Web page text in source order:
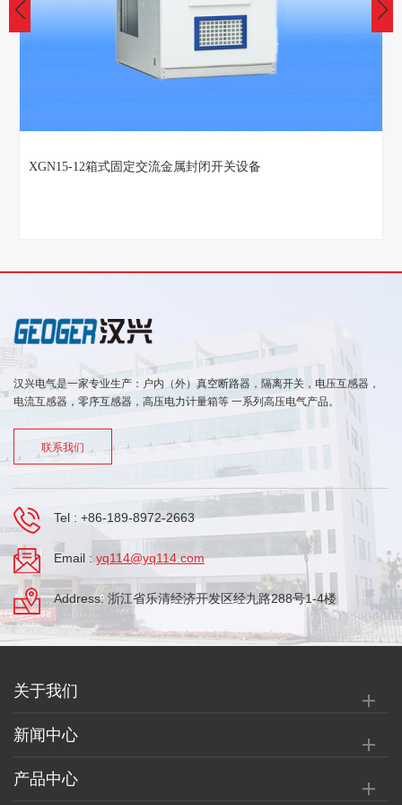
HXGN17-12箱式固定交流金属封闭开关设备
汉兴电气是一家专业生产：户内（外）真空断路器，隔离开关，电压互感器，
电流互感器，零序互感器，高压电力计量箱等 一系列高压电气产品。
联系我们
Tel : +86-189-8972-2663
Email : yq114@yq114.com
Address: 浙江省乐清经济开发区经九路288号1-4楼
关于我们
新闻中心
产品中心